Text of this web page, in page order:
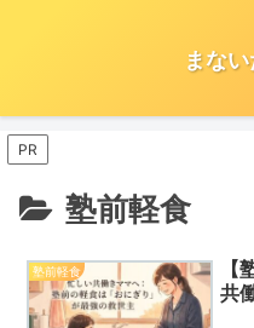
まな
PR
塾前軽食
塾前軽食
共